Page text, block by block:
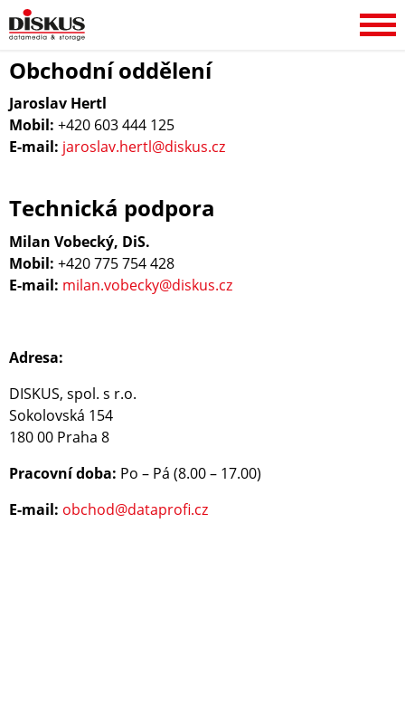
Obchodní oddělení
Jaroslav Hertl
Mobil: +420 603 444 125
E-mail: jaroslav.hertl@diskus.cz
Technická podpora
Milan Vobecký, DiS.
Mobil: +420 775 754 428
E-mail: milan.vobecky@diskus.cz
Adresa:
DISKUS, spol. s r.o.
Sokolovská 154
180 00 Praha 8
Pracovní doba: Po – Pá (8.00 – 17.00)
E-mail: obchod@dataprofi.cz